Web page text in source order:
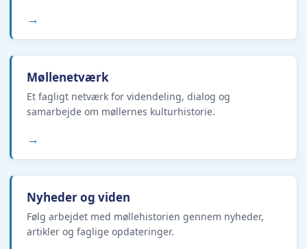
→
Møllenetværk
Et fagligt netværk for videndeling, dialog og
samarbejde om møllernes kulturhistorie.
→
Nyheder og viden
Følg arbejdet med møllehistorien gennem nyheder,
artikler og faglige opdateringer.